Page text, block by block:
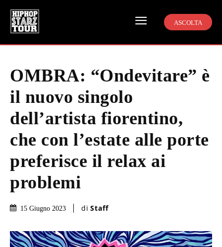
ASCOLTA
OMBRA: “Ondevitare” è
il nuovo singolo
dell’artista fiorentino,
che con l’estate alle porte
preferisce il relax ai
problemi
15 Giugno 2023 di Staff